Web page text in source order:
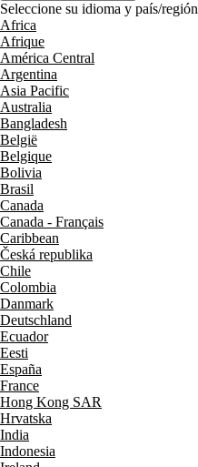
Seleccione su idioma y país/región
Africa
Afrique
América Central
Argentina
Asia Pacific
Australia
Bangladesh
België
Belgique
Bolivia
Brasil
Canada
Canada - Français
Caribbean
Česká republika
Chile
Colombia
Danmark
Deutschland
Ecuador
Eesti
España
France
Hong Kong SAR
Hrvatska
India
Indonesia